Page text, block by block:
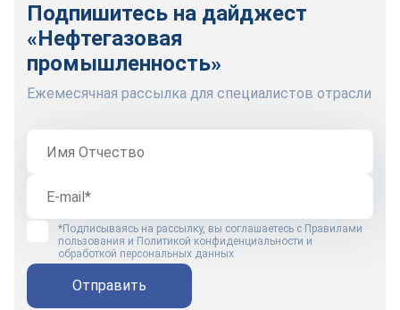
Подпишитесь на дайджест
«Нефтегазовая
промышленность»
Ежемесячная рассылка для специалистов отрасли
*Подписываясь на рассылку, вы соглашаетесь с Правилами
пользования и Политикой конфиденциальности и
обработкой персональных данных
Отправить